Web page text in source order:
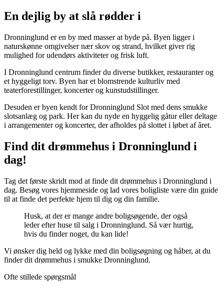
En dejlig by at slå rødder i
Dronninglund er en by med masser at byde på. Byen ligger i
naturskønne omgivelser nær skov og strand, hvilket giver rig
mulighed for udendørs aktiviteter og frisk luft.
I Dronninglund centrum finder du diverse butikker, restauranter og
et hyggeligt torv. Byen har et blomstrende kulturliv med
teaterforestillinger, koncerter og kunstudstillinger.
Desuden er byen kendt for Dronninglund Slot med dens smukke
slotsanlæg og park. Her kan du nyde en hyggelig gåtur eller deltage
i arrangementer og koncerter, der afholdes på slottet i løbet af året.
Find dit drømmehus i Dronninglund i
dag!
Tag det første skridt mod at finde dit drømmehus i Dronninglund i
dag. Besøg vores hjemmeside og lad vores boligliste være din guide
til at finde det perfekte hjem til dig og din familie.
Husk, at der er mange andre boligsøgende, der også
leder efter huse til salg i Dronninglund. Så vær hurtig,
hvis du finder noget, du kan lide!
Vi ønsker dig held og lykke med din boligsøgning og håber, at du
finder dit drømmehus i smukke Dronninglund.
Ofte stillede spørgsmål